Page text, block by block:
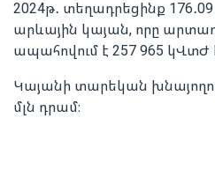
2024թ․ տեղադրեցինք
արևային կայան, որը
ապահովում է 257 965 կՎտԺ
Կայանի տարեկան
մլն դրամ։